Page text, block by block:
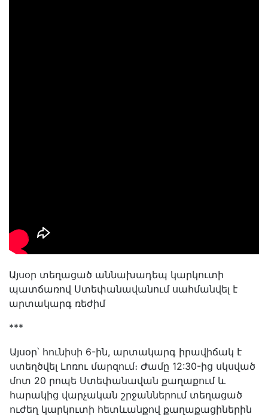
Այսօր տեղացած աննախադեպ կարկուտի
պատճառով Ստեփանավանում սահմանվել է
արտակարգ ռեժիմ
***
Այսօր՝ հունիսի 6-ին, արտակարգ իրավիճակ է
ստեղծվել Լոռու մարզում։ Ժամը 12:30-ից սկսված
մոտ 20 րոպե Ստեփանավան քաղաքում և
հարակից վարչական շրջաններում տեղացած
ուժեղ կարկուտի հետևանքով քաղաքացիներին